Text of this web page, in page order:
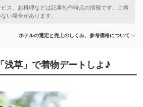
ホテルの選定と売上のしくみ、参考価格について
浅草」で着物デートしよ♪